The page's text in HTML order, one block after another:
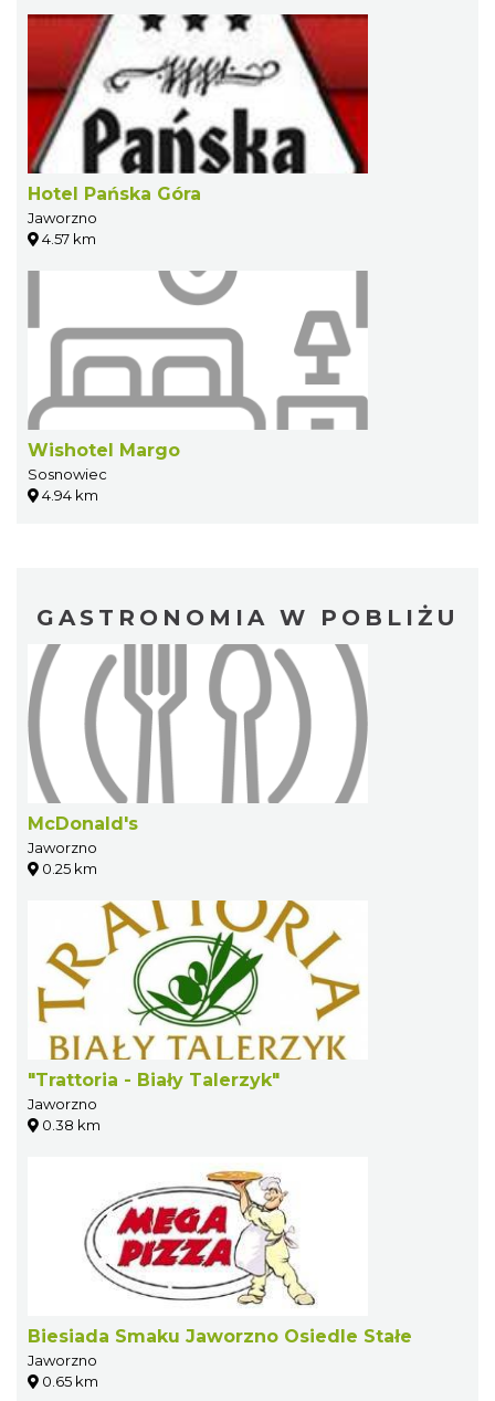
Hotel Pańska Góra
Jaworzno
4.57 km
Wishotel Margo
Sosnowiec
4.94 km
GASTRONOMIA W POBLIŻU
McDonald's
Jaworzno
0.25 km
"Trattoria - Biały Talerzyk"
Jaworzno
0.38 km
Biesiada Smaku Jaworzno Osiedle Stałe
Jaworzno
0.65 km